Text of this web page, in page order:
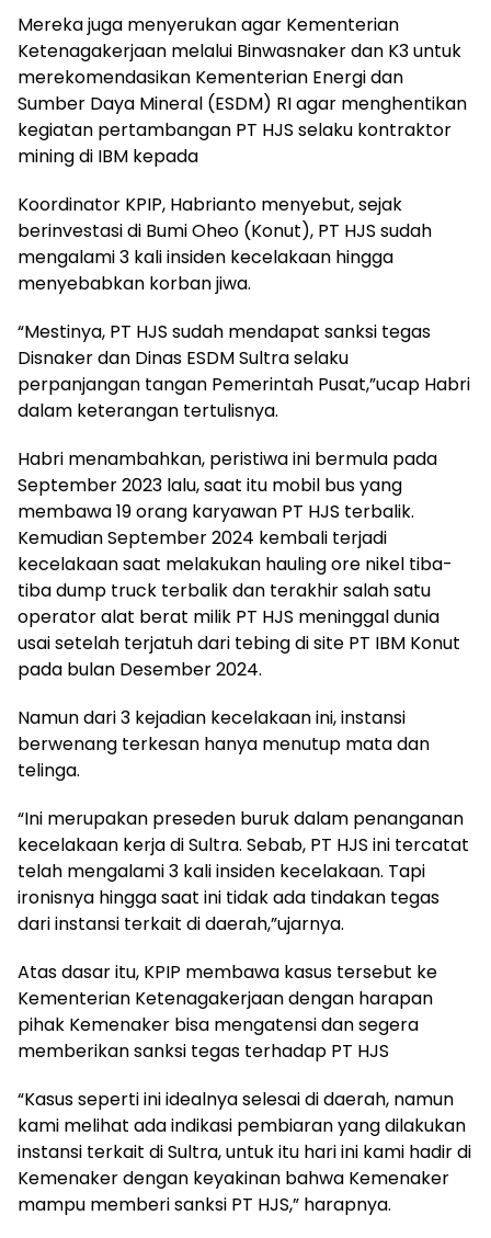
Mereka juga menyerukan agar Kementerian
Ketenagakerjaan melalui Binwasnaker dan K3 untuk
merekomendasikan Kementerian Energi dan
Sumber Daya Mineral (ESDM) RI agar menghentikan
kegiatan pertambangan PT HJS selaku kontraktor
mining di IBM kepada
Koordinator KPIP, Habrianto menyebut, sejak
berinvestasi di Bumi Oheo (Konut), PT HJS sudah
mengalami 3 kali insiden kecelakaan hingga
menyebabkan korban jiwa.
“Mestinya, PT HJS sudah mendapat sanksi tegas
Disnaker dan Dinas ESDM Sultra selaku
perpanjangan tangan Pemerintah Pusat,”ucap Habri
dalam keterangan tertulisnya.
Habri menambahkan, peristiwa ini bermula pada
September 2023 lalu, saat itu mobil bus yang
membawa 19 orang karyawan PT HJS terbalik.
Kemudian September 2024 kembali terjadi
kecelakaan saat melakukan hauling ore nikel tiba-
tiba dump truck terbalik dan terakhir salah satu
operator alat berat milik PT HJS meninggal dunia
usai setelah terjatuh dari tebing di site PT IBM Konut
pada bulan Desember 2024.
Namun dari 3 kejadian kecelakaan ini, instansi
berwenang terkesan hanya menutup mata dan
telinga.
“Ini merupakan preseden buruk dalam penanganan
kecelakaan kerja di Sultra. Sebab, PT HJS ini tercatat
telah mengalami 3 kali insiden kecelakaan. Tapi
ironisnya hingga saat ini tidak ada tindakan tegas
dari instansi terkait di daerah,”ujarnya.
Atas dasar itu, KPIP membawa kasus tersebut ke
Kementerian Ketenagakerjaan dengan harapan
pihak Kemenaker bisa mengatensi dan segera
memberikan sanksi tegas terhadap PT HJS
“Kasus seperti ini idealnya selesai di daerah, namun
kami melihat ada indikasi pembiaran yang dilakukan
instansi terkait di Sultra, untuk itu hari ini kami hadir di
Kemenaker dengan keyakinan bahwa Kemenaker
mampu memberi sanksi PT HJS,” harapnya.